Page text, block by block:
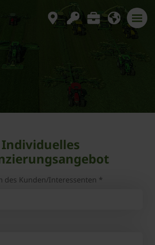
Individuelles
des Kunden/Interessenten *